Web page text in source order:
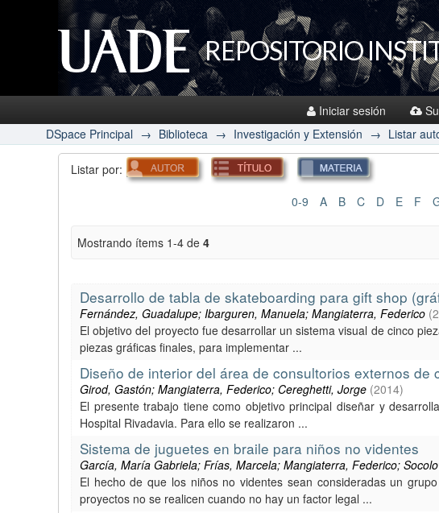
REPOSITORIO
Iniciar sesión
DSpace Principal → Biblioteca → Investigación y Extensión → Listar
Listar por:
0-9 A B C D E F
Mostrando ítems 1-4 de 4
Desarrollo de tabla de skateboarding para gift shop
Fernández, Guadalupe; Ibarguren, Manuela; Mangiaterra, Federico (
El objetivo del proyecto fue desarrollar un sistema visual de cinco
piezas gráficas finales, para implementar ...
Diseño de interior del área de consultorios externos
Girod, Gastón; Mangiaterra, Federico; Cereghetti, Jorge (2014)
El presente trabajo tiene como objetivo principal diseñar y
Hospital Rivadavia. Para ello se realizaron ...
Sistema de juguetes en braile para niños no videntes
García, María Gabriela; Frías, Marcela; Mangiaterra, Federico;
El hecho de que los niños no videntes sean consideradas un
proyectos no se realicen cuando no hay un factor legal ...